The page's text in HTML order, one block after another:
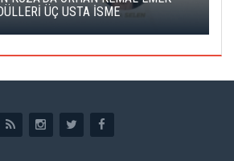
ÜÇ USTA İSME